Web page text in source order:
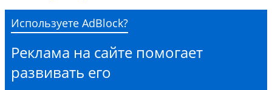
Используете AdBlock?
Реклама на сайте помогает
развивать его